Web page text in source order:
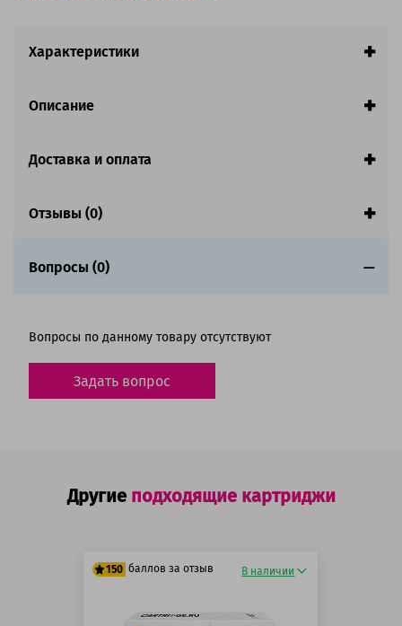
Вид товара:Картридж лазерный
Количество в комплекте:
Гарантия: 1 год
ошибку, но работа картриджа не блокируется, аппарат
будет печатать.
Характеристики
Описание
Доставка и оплата
Отзывы (0)
Вопросы (0)
Вопросы по данному товару отсутствуют
Задать вопрос
Другие подходящие картриджи
150 баллов за отзыв
125 баллов
В наличии